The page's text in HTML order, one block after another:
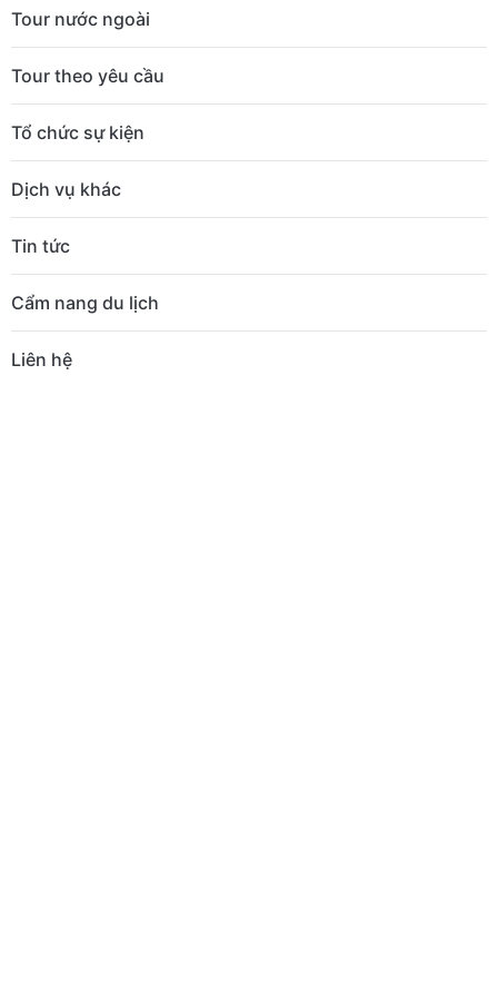
Tour nước ngoài
Tour theo yêu cầu
Tổ chức sự kiện
Dịch vụ khác
Tin tức
Cẩm nang du lịch
Liên hệ